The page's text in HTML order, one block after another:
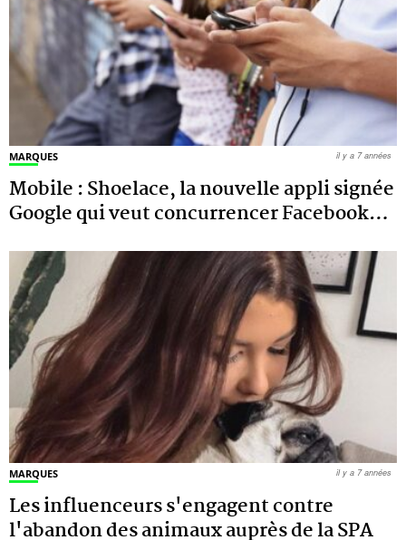
MARQUES
Mobile : Shoelace, la nouvelle appli signée
Google qui veut concurrencer Facebook…
il y a 7 années
MARQUES
Les influenceurs s'engagent contre
l'abandon des animaux auprès de la SPA
il y a 7 années